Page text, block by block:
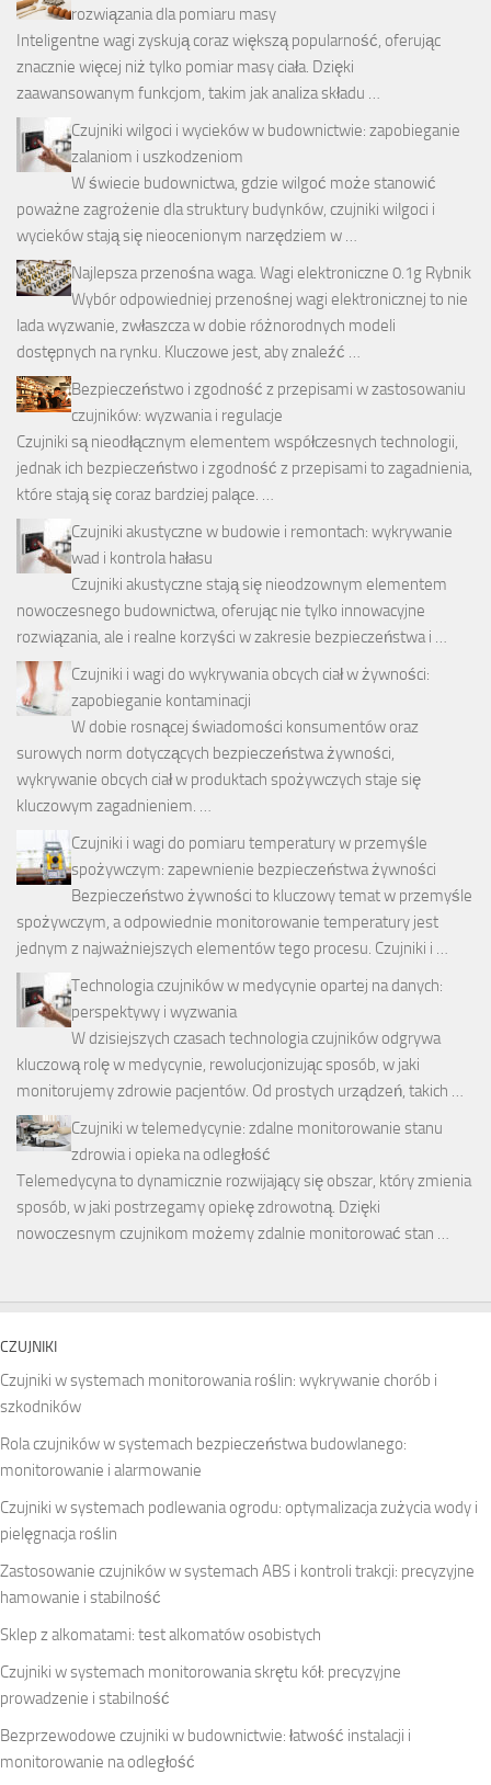
rozwiązania dla pomiaru masy
Inteligentne wagi zyskują coraz większą popularność, oferując
znacznie więcej niż tylko pomiar masy ciała. Dzięki
zaawansowanym funkcjom, takim jak analiza składu …
Czujniki wilgoci i wycieków w budownictwie: zapobieganie
zalaniom i uszkodzeniom
W świecie budownictwa, gdzie wilgoć może stanowić
poważne zagrożenie dla struktury budynków, czujniki wilgoci i
wycieków stają się nieocenionym narzędziem w …
Najlepsza przenośna waga. Wagi elektroniczne 0.1g Rybnik
Wybór odpowiedniej przenośnej wagi elektronicznej to nie
lada wyzwanie, zwłaszcza w dobie różnorodnych modeli
dostępnych na rynku. Kluczowe jest, aby znaleźć …
Bezpieczeństwo i zgodność z przepisami w zastosowaniu
czujników: wyzwania i regulacje
Czujniki są nieodłącznym elementem współczesnych technologii,
jednak ich bezpieczeństwo i zgodność z przepisami to zagadnienia,
które stają się coraz bardziej palące. …
Czujniki akustyczne w budowie i remontach: wykrywanie
wad i kontrola hałasu
Czujniki akustyczne stają się nieodzownym elementem
nowoczesnego budownictwa, oferując nie tylko innowacyjne
rozwiązania, ale i realne korzyści w zakresie bezpieczeństwa i …
Czujniki i wagi do wykrywania obcych ciał w żywności:
zapobieganie kontaminacji
W dobie rosnącej świadomości konsumentów oraz
surowych norm dotyczących bezpieczeństwa żywności,
wykrywanie obcych ciał w produktach spożywczych staje się
kluczowym zagadnieniem. …
Czujniki i wagi do pomiaru temperatury w przemyśle
spożywczym: zapewnienie bezpieczeństwa żywności
Bezpieczeństwo żywności to kluczowy temat w przemyśle
spożywczym, a odpowiednie monitorowanie temperatury jest
jednym z najważniejszych elementów tego procesu. Czujniki i …
Technologia czujników w medycynie opartej na danych:
perspektywy i wyzwania
W dzisiejszych czasach technologia czujników odgrywa
kluczową rolę w medycynie, rewolucjonizując sposób, w jaki
monitorujemy zdrowie pacjentów. Od prostych urządzeń, takich …
Czujniki w telemedycynie: zdalne monitorowanie stanu
zdrowia i opieka na odległość
Telemedycyna to dynamicznie rozwijający się obszar, który zmienia
sposób, w jaki postrzegamy opiekę zdrowotną. Dzięki
nowoczesnym czujnikom możemy zdalnie monitorować stan …
CZUJNIKI
Czujniki w systemach monitorowania roślin: wykrywanie chorób i
szkodników
Rola czujników w systemach bezpieczeństwa budowlanego:
monitorowanie i alarmowanie
Czujniki w systemach podlewania ogrodu: optymalizacja zużycia wody i
pielęgnacja roślin
Zastosowanie czujników w systemach ABS i kontroli trakcji: precyzyjne
hamowanie i stabilność
Sklep z alkomatami: test alkomatów osobistych
Czujniki w systemach monitorowania skrętu kół: precyzyjne
prowadzenie i stabilność
Bezprzewodowe czujniki w budownictwie: łatwość instalacji i
monitorowanie na odległość